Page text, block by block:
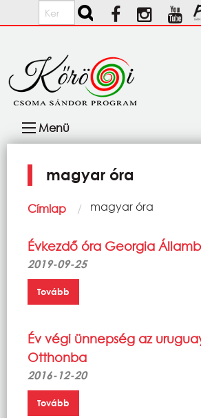
Ugrás a tartalomra
Keresés
navigáció
Menü
magyar óra
Morzsa
Címlap Current:
magyar óra
Évkezdő óra Georgia
2019-09-25
Tovább
Év végi ünnepség az
Otthonba
2016-12-20
Tovább